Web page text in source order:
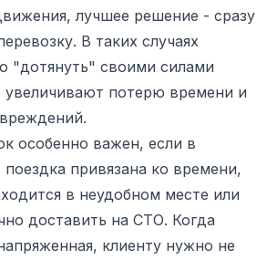
лучшее решение - сразу
В таких случаях
"дотянуть" своими силами
увеличивают потерю времени и
особенно важен, если в
привязана ко времени,
в неудобном месте или
доставить на СТО. Когда
клиенту нужно не